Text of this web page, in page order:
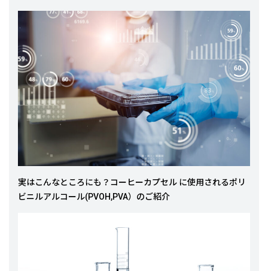
実はこんなところにも？コーヒーカプセル に使用されるポリ
ビニルアルコール(PVOH,PVA）のご紹介